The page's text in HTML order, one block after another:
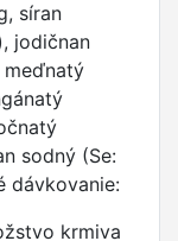
síran
jodičnan
meďnatý
sodný (Se:
dávkovanie:
krmiva